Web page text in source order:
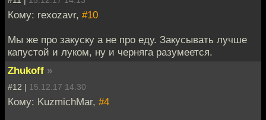
Кому: rexozavr, #10
Мы же про закуску а не про еду. Закусывать лучше
капустой и луком, ну и черняга разумеется.
Zhukoff »
#12 | 15.12.17 14:30
Кому: KuzmichMar, #4